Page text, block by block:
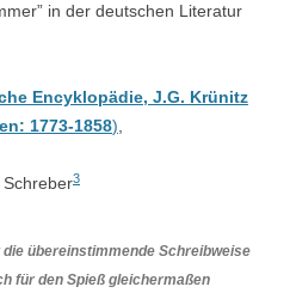
in der deutschen Literatur
Encyklopädie, J.G. Krünitz
1773-1858)
3
übereinstimmende Schreibweise
für den Spieß gleichermaßen